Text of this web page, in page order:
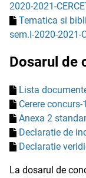
2020-2021-
Tematica si
sem.I-2020-2021-
Dosarul de
Lista
Cerere concurs-
Anexa 2
Declaratie de
Declaratie
La dosarul de